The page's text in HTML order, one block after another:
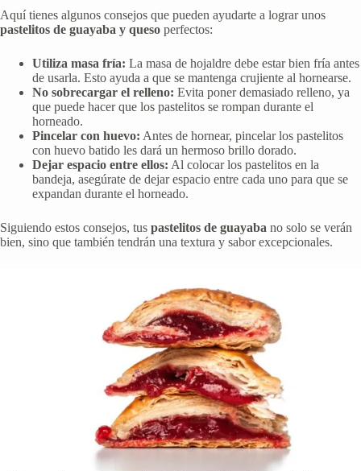
Aquí tienes algunos consejos que pueden ayudarte a lograr unos
pastelitos de guayaba y queso perfectos:
Utiliza masa fría: La masa de hojaldre debe estar bien fría antes
de usarla. Esto ayuda a que se mantenga crujiente al hornearse.
No sobrecargar el relleno: Evita poner demasiado relleno, ya
que puede hacer que los pastelitos se rompan durante el
horneado.
Pincelar con huevo: Antes de hornear, pincelar los pastelitos
con huevo batido les dará un hermoso brillo dorado.
Dejar espacio entre ellos: Al colocar los pastelitos en la
bandeja, asegúrate de dejar espacio entre cada uno para que se
expandan durante el horneado.
Siguiendo estos consejos, tus pastelitos de guayaba no solo se verán
bien, sino que también tendrán una textura y sabor excepcionales.